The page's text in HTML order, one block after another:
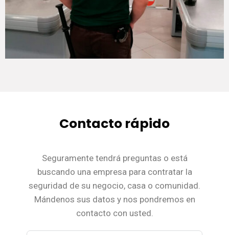
Contacto rápido
Seguramente tendrá preguntas o está
buscando una empresa para contratar la
seguridad de su negocio, casa o comunidad.
Mándenos sus datos y nos pondremos en
contacto con usted.